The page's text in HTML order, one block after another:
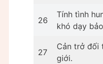
26
Tính tình
khó dạy
27
Cản trở đối
giới.